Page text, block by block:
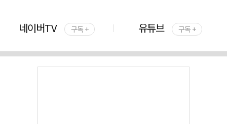
네이버TV 구독 + 유튜브 구독 +